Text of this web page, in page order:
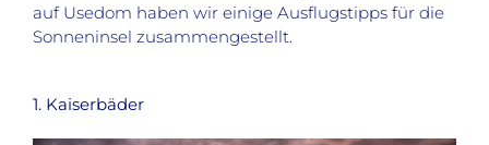
auf Usedom haben wir einige Ausflugstipps für die
Sonneninsel zusammengestellt.
1. Kaiserbäder